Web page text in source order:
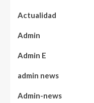
Actualidad
Admin
Admin E
admin news
Admin-news